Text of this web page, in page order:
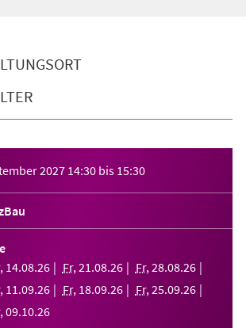
2027 14:30 bis 15:30
, 14.08.26 Fr, 21 .08.26 Fr, 28.08.26
, 11 .09.26 Fr, 18.09.26 Fr, 25.09.26
, 09.10.26